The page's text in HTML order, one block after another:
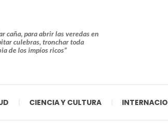
caña, para abrir las veredas en
culebras, tronchar toda
de los impíos ricos”
CIENCIA Y CULTURA